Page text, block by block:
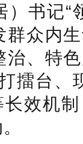
书记“
群众内
治、特
擂台、
长效机